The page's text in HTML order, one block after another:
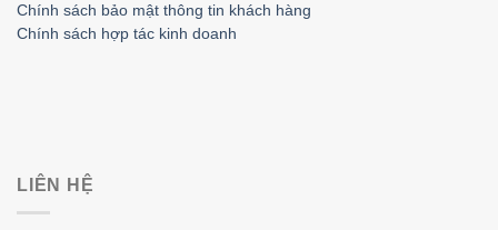
Chính sách bảo mật thông tin khách hàng
Chính sách hợp tác kinh doanh
LIÊN HỆ